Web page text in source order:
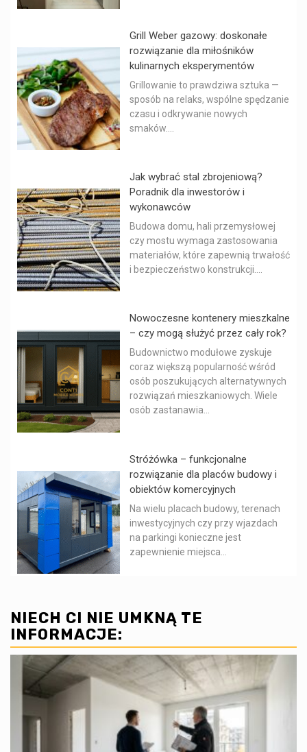
Grill Weber gazowy: doskonałe
rozwiązanie dla miłośników
kulinarnych eksperymentów
Grillowanie to prawdziwa sztuka —
sposób na relaks, wspólne spędzanie
czasu i odkrywanie nowych
smaków....
Jak wybrać stal zbrojeniową?
Poradnik dla inwestorów i
wykonawców
Budowa domu, hali przemysłowej
czy mostu wymaga zastosowania
materiałów, które zapewnią trwałość
i bezpieczeństwo konstrukcji....
Nowoczesne kontenery mieszkalne
– czy mogą służyć przez cały rok?
Budownictwo modułowe zyskuje
coraz większą popularność wśród
osób poszukujących alternatywnych
rozwiązań mieszkaniowych. Wiele
osób zastanawia...
Stróżówka – funkcjonalne
rozwiązanie dla placów budowy i
obiektów komercyjnych
Na wielu placach budowy, terenach
inwestycyjnych czy przy wjazdach
na parkingi konieczne jest
zapewnienie miejsca...
NIECH CI NIE UMKNĄ TE
INFORMACJE: